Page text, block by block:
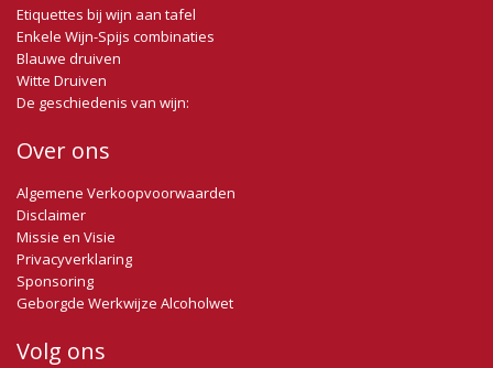
Etiquettes bij wijn aan tafel
Enkele Wijn-Spijs combinaties
Blauwe druiven
Witte Druiven
De geschiedenis van wijn:
Over ons
Algemene Verkoopvoorwaarden
Disclaimer
Missie en Visie
Privacyverklaring
Sponsoring
Geborgde Werkwijze Alcoholwet
Volg ons